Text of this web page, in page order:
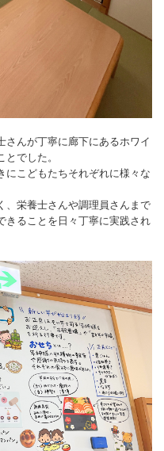
さんが丁寧に廊下にあるホワイ
でした。
にこどもたちそれぞれに様々な
、栄養士さんや調理員さんまで
きることを日々丁寧に実践され